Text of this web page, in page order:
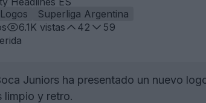
Logos
Superliga Argentina
6.1K vistas 42
59
Juniors ha presentado un nuevo
limpio y retro.